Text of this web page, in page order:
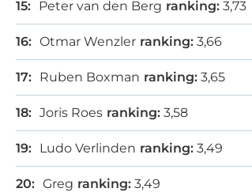
Peter van den Berg ranking: 3,73
Otmar Wenzler ranking: 3,66
Ruben Boxman ranking: 3,65
Joris Roes ranking: 3,58
Ludo Verlinden ranking: 3,49
Greg ranking: 3,49